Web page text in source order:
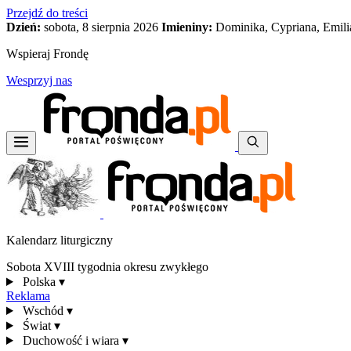
Przejdź do treści
Dzień: sobota, 8 sierpnia 2026 Imieniny: Dominika, Cypriana,
Wspieraj Frondę
Wesprzyj nas
Kalendarz liturgiczny
Sobota XVIII tygodnia okresu zwykłego
Polska ▾
Reklama
Wschód ▾
Świat ▾
Duchowość i wiara ▾